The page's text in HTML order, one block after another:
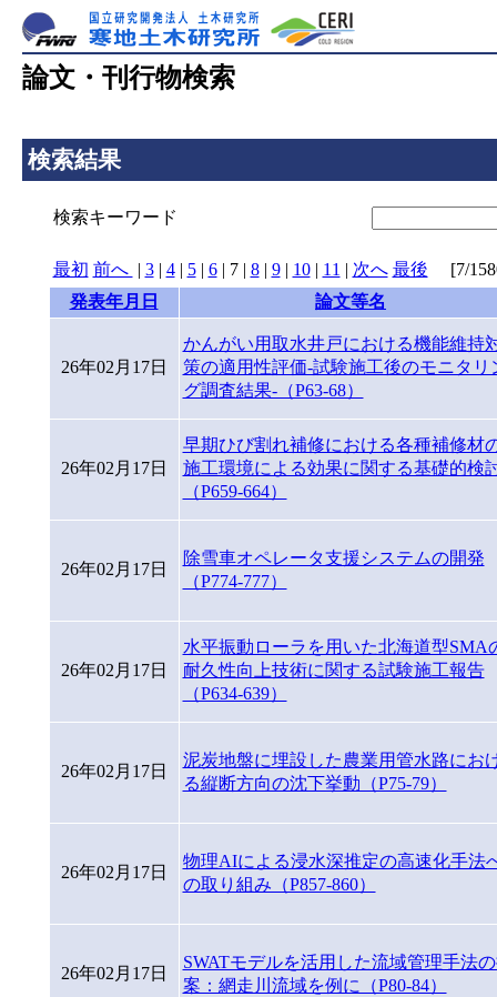
論文・刊行物検索
検索結果
検索キーワード
最初 前へ | 3| 4| 5| 6| 7| 8| 9| 10| 11 | 次へ 最後 [7/
発表年月日
論文等名
26年02月17日
かんがい用取水井戸における機能維持
策の適用性評価-試験施工後のモニタリ
グ調査結果-（P63-68）
26年02月17日
早期ひび割れ補修における各種補修材
施工環境による効果に関する基礎的検
（P659-664）
26年02月17日
除雪車オペレータ支援システムの開発
（P774-777）
26年02月17日
水平振動ローラを用いた北海道型SMA
耐久性向上技術に関する試験施工報告
（P634-639）
26年02月17日
泥炭地盤に埋設した農業用管水路にお
る縦断方向の沈下挙動（P75-79）
26年02月17日
物理AIによる浸水深推定の高速化手法
の取り組み（P857-860）
26年02月17日
SWATモデルを活用した流域管理手法
案：網走川流域を例に（P80-84）